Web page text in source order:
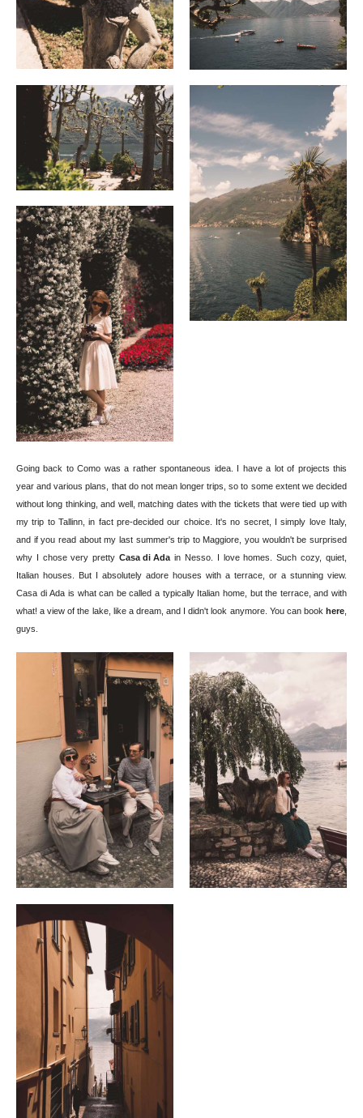
Going back to Como was a rather spontaneous idea. I have a lot of projects this
year and various plans, that do not mean longer trips, so to some extent we decided
without long thinking, and well, matching dates with the tickets that were tied up with
my trip to Tallinn, in fact pre-decided our choice. It's no secret, I simply love Italy,
and if you read about my last summer's trip to Maggiore, you wouldn't be surprised
why I chose very pretty Casa di Ada in Nesso. I love homes. Such cozy, quiet,
Italian houses. But I absolutely adore houses with a terrace, or a stunning view.
Casa di Ada is what can be called a typically Italian home, but the terrace, and with
what! a view of the lake, like a dream, and I didn't look anymore. You can book here
guys.